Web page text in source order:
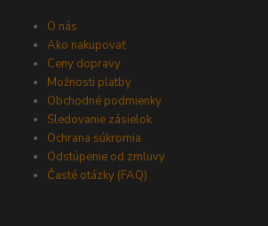
O nás
Ako nakupovať
Ceny dopravy
Možnosti platby
Obchodné podmienky
Sledovanie zásielok
Ochrana súkromia
Odstúpenie od zmluvy
Časté otázky (FAQ)